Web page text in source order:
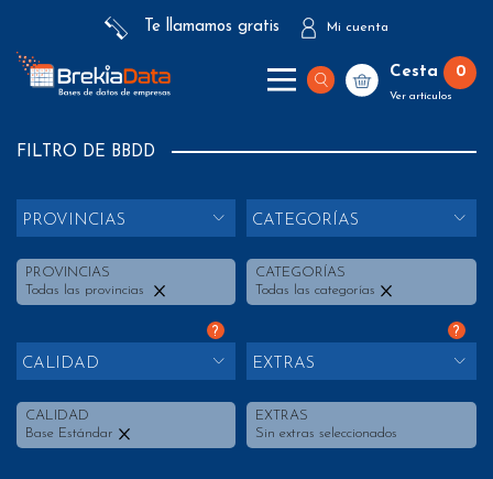
Te llamamos gratis Mi cuenta
Cesta 0
Ver artículos
FILTRO DE BBDD
PROVINCIAS
PROVINCIAS
Todas las provincias
CATEGORÍAS
CATEGORÍAS
Todas las categorías
?
CALIDAD
CALIDAD
Base Estándar
?
EXTRAS
EXTRAS
Sin extras seleccionados